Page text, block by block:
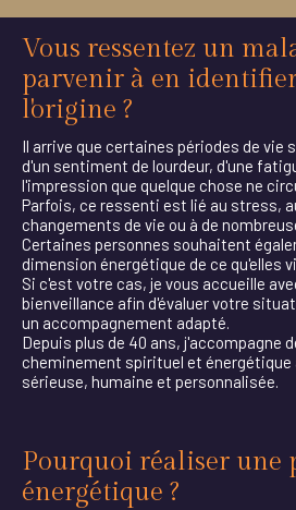
Vous ressentez un
parvenir à en
l'origine ?
Il arrive que certaines périodes de vie
d'un sentiment de lourdeur, d'une
l'impression que quelque chose ne
Parfois, ce ressenti est lié au stress,
changements de vie ou à de
Certaines personnes souhaitent
dimension énergétique de ce qu'elles
Si c'est votre cas, je vous accueille
bienveillance afin d'évaluer votre
un accompagnement adapté.
Depuis plus de 40 ans, j'accompagne
cheminement spirituel et énergétique
sérieuse, humaine et personnalisée.
Pourquoi réaliser une
énergétique ?